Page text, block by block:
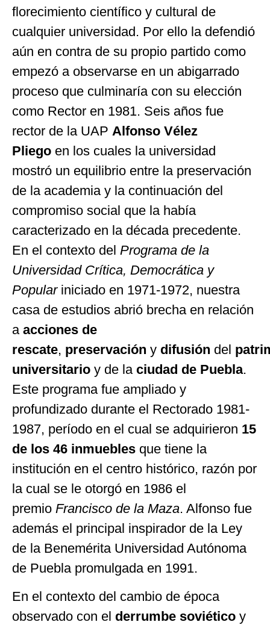
florecimiento científico y cultural de
cualquier universidad. Por ello la defendió
aún en contra de su propio partido como
empezó a observarse en un abigarrado
proceso que culminaría con su elección
como Rector en 1981. Seis años fue
rector de la UAP Alfonso Vélez
Pliego en los cuales la universidad
mostró un equilibrio entre la preservación
de la academia y la continuación del
compromiso social que la había
caracterizado en la década precedente.
En el contexto del Programa de la
Universidad Crítica, Democrática y
Populariniciado en 1971-1972, nuestra
casa de estudios abrió brecha en relación
a acciones de
rescate, preservación y difusión del
universitario y de la ciudad de Puebla.
Este programa fue ampliado y
profundizado durante el Rectorado 1981-
1987, período en el cual se adquirieron 15
de los 46 inmuebles que tiene la
institución en el centro histórico, razón por
la cual se le otorgó en 1986 el
premio Francisco de la Maza. Alfonso fue
además el principal inspirador de la Ley
de la Benemérita Universidad Autónoma
de Puebla promulgada en 1991.
En el contexto del cambio de época
observado con el derrumbe soviético y